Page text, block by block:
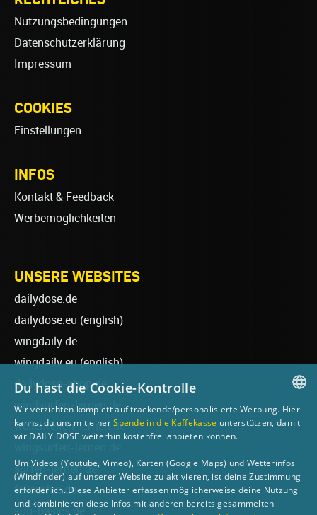
Nutzungsbedingungen
Datenschutzerklärung
Impressum
COOKIES
Einstellungen
INFOS
Kontakt & Feedback
Werbemöglichkeiten
UNSERE WEBSITES
dailydose.de
dailydose.eu (english)
wingdaily.de
wingdaily.eu(english)
dailydose-shop.de
windsurfen-lernen.de
wellenreiten-lernen.de
surfen-lernen.de
foilsurfen.de
sup-basics.de
GERMAN
Du hast die Cookie-Kontrolle
Wir verzichten komplett auf trackende/personalisierte Werbung. Hier
kannst du uns mit einerSpende in die Kaffekasse unterstützen, damit
wir DAILY DOSE weiterhin kostenfrei anbieten können.
Um Videos (Youtube, Vimeo), Karten (Google Maps) und Wetterinfos
(Windfinder) auf unserer Website zu aktivieren, ist deine Zustimmung
erforderlich. Diese Anbieter erfassen möglicherweise deine Nutzung
und kombinieren diese Infos mit anderen bereits gesammelten